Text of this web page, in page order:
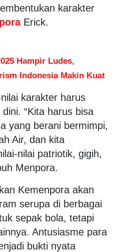
karakter
Erick.
Hampir Ludes,
Indonesia Makin Kuat
karakter harus
“Kita harus bisa
yang berani bermimpi,
Air, dan kita
nilai patriotik, gigih,
Menpora.
Kemenpora akan
serupa di berbagai
sepak bola, tetapi
Antusiasme para
bukti nyata